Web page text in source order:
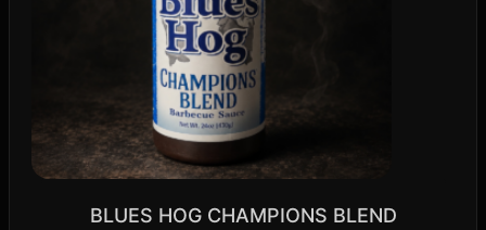
BLUES HOG CHAMPIONS BLEND